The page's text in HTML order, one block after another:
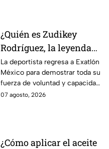
¿Quién es Zudikey
Rodríguez, la leyenda
Roja que regresa en la
décima temporada de
Exatlón México?
La deportista regresa a Exatlón
México para demostrar toda su
fuerza de voluntad y capacidad
física y mental.
07 agosto, 2026
¿Cómo aplicar el aceite